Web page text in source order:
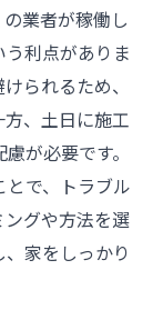
業者が稼働し
利点がありま
られるため、
、土日に施工
が必要です。
で、トラブル
グや方法を選
家をしっかり